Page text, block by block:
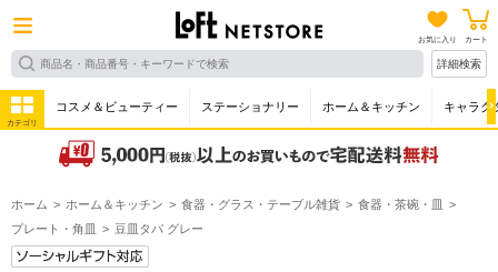
お気に入り カート
詳細検索
カテゴリ
コスメ＆ビューティー ステーショナリー ホーム＆キッチン キャラク
ホーム ホーム＆キッチン 食器・グラス・テーブル雑貨
食器・茶碗・皿
プレート・角皿
豆皿タパ グレー